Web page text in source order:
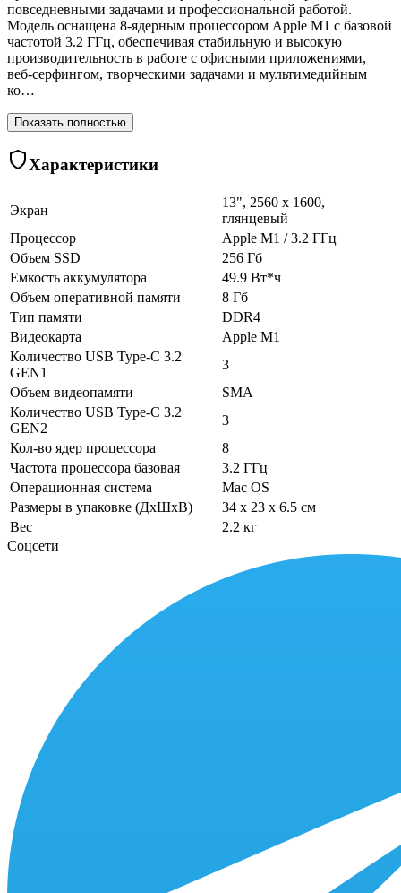
повседневными задачами и профессиональной работой.
Модель оснащена 8-ядерным процессором Apple M1 с базовой
частотой 3.2 ГГц, обеспечивая стабильную и высокую
производительность в работе с офисными приложениями,
веб-серфингом, творческими задачами и мультимедийным
ко…
Показать полностью
Характеристики
Экран
13", 2560 x 1600,
глянцевый
Процессор
Apple M1 / 3.2 ГГц
Объем SSD
256 Гб
Емкость аккумулятора
49.9 Вт*ч
Объем оперативной памяти
8 Гб
Тип памяти
DDR4
Видеокарта
Apple M1
Количество USB Type-C 3.2
GEN1
3
Объем видеопамяти
SMA
Количество USB Type-C 3.2
GEN2
3
Кол-во ядер процессора
8
Частота процессора базовая
3.2 ГГц
Операционная система
Mac OS
Размеры в упаковке (ДхШхВ)
34 x 23 x 6.5 см
Вес
2.2 кг
Соцсети